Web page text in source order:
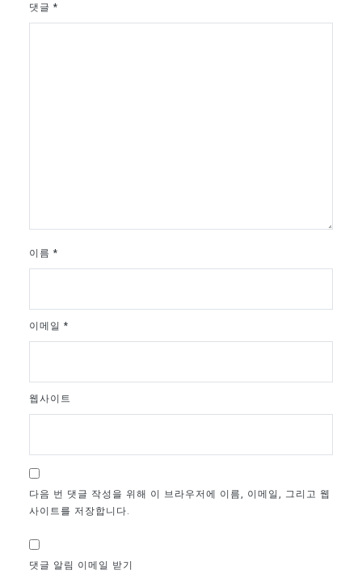
댓글 *
이름 *
이메일 *
웹사이트
다음 번 댓글 작성을 위해 이 브라우저에 이름, 이메일, 그리고 웹
사이트를 저장합니다.
댓글 알림 이메일 받기